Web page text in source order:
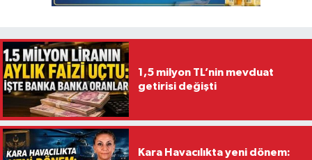
1,5 milyon TL’nin mevduat
getirisi değişti
Kara Havacılıkta yeni dönem: